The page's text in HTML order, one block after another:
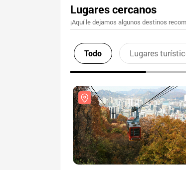
Lugares cercanos
¡Aquí le dejamos algunos destinos
Todo Lugares